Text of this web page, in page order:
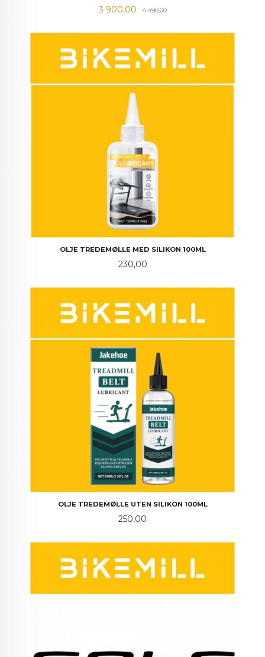
Tilbud
3 900,00 4 490,00Rabatt
OLJE TREDEMØLLE MED SILIKON 100ML
Pris
230,00
OLJE TREDEMØLLE UTEN SILIKON 100ML
Pris
250,00